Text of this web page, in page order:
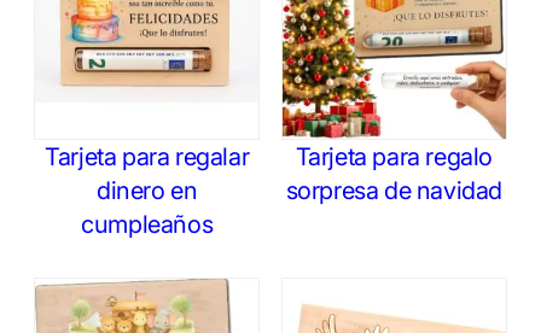
Tarjeta para regalar
dinero en
cumpleaños
Tarjeta para regalo
sorpresa de navidad